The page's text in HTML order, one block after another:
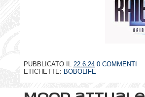
PUBBLICATO IL 22.6.24 0 COMMENTI
ETICHETTE: BOBOLIFE